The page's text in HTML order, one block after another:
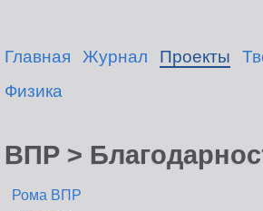
Главная Журнал Проекты
Физика
ВПР >
Рома ВПР